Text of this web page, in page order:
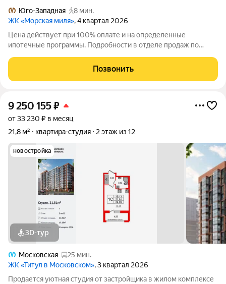
Юго-Западная
8 мин.
ЖК «Морская миля», 4 квартал 2026
Цена действует при 100% оплате и на определенные
ипотечные программы. Подробности в отделе продаж по
Общая площадь составляет 25.89 кв. м. Квартира с чистовой
отделкой. Жилой комплекс
Позвонить
9 250 155₽
от 33 230 ₽ в месяц
21,8 м²
квартира-студия 2 этаж из 12
новостройка
3D-тур
Московская
25 мин.
ЖК «Титул в Московском», 3 квартал 2026
Продается уютная студия от застройщика в жилом комплексе